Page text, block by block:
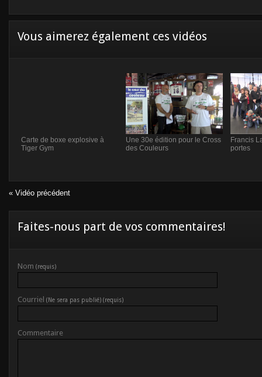
Vous aimerez également ces vidéos
Carte de boxe explosive à
Tiger Gym
Une 30e édition pour le Cross
des Couleurs
Francis
portes
« Vidéo précédent
Faites-nous part de vos commentaires!
Nom (requis)
Courriel (Ne sera pas publié) (requis)
Commentaire